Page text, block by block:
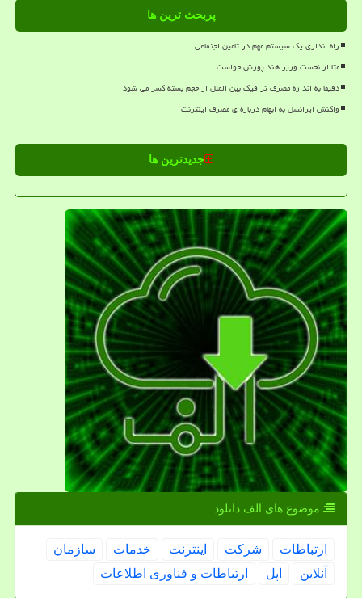
پربحث ترین ها
راه اندازی یک سیستم مهم در تامین اجتماعی
متا از نخست وزیر هند پوزش خواست
دقیقا به اندازه مصرف ترافیک بین الملل از حجم بسته کسر می شود
واکنش ایرانسل به ابهام درباره ی مصرف اینترنت
جدیدترین ها
موضوع های الف دانلود
ارتباطات شركت اینترنت خدمات
سازمان
آنلاین
اپل ارتباطات و فناوری اطلاعات